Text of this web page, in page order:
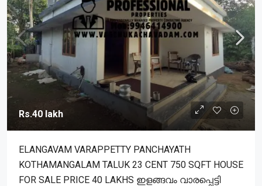
Rs.40 lakh
ELANGAVAM VARAPPETTY PANCHAYATH
KOTHAMANGALAM TALUK 23 CENT 750 SQFT HOUSE
FOR SALE PRICE 40 LAKHS ഇളങ്ങവം വാരപ്പെട്ടി